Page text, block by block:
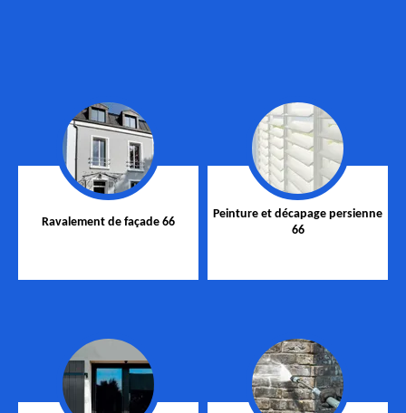
Ravalement de façade 66
Peinture et décapage persienne
66